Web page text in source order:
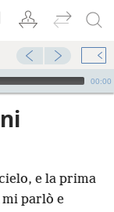
00:00
e la prima
parlò e